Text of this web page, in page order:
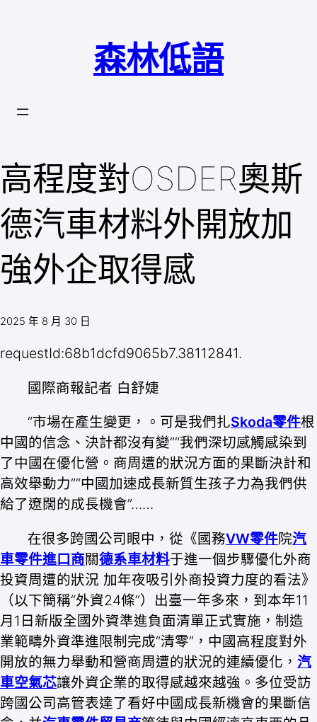
森林低語
高程度對OSDER奧斯
德汽車材料外開放加
強外企取得感
2025 年 8 月 30 日
requestId:68b1dcfd9065b7.38112841.
國際商報記者 白舒婕
“市場在產生變更，。可是我們扎Skoda零件根
中國的信念、決計都沒有變”“我們深切感觸感染到
了中國在優化營。商周遭的狀況方面的果斷決計和
高效舉動力”“中國加速成長新質生孩子力為我們供
給了遼闊的成長機會”……
在很多跨國公司眼中，從《國務VW零件院汽
車零件進口商關德系車材料于進一個步驟優化外商
投資周遭的狀況 加年夜吸引外商投資力度的看法》
（以下簡稱“外資24條”）出臺一年多來，到本年11
月1日新版全國外資準進負面清單正式實施，制造
業範疇外資準進限制完成“清零”，中國高程度對外
開放的無力舉動和營商周遭的狀況的連續優化， 汽
車空氣芯讓外資企業的取得感越來越強。多位受訪
跨國公司高管表達了看好中國成長新機會的果斷信